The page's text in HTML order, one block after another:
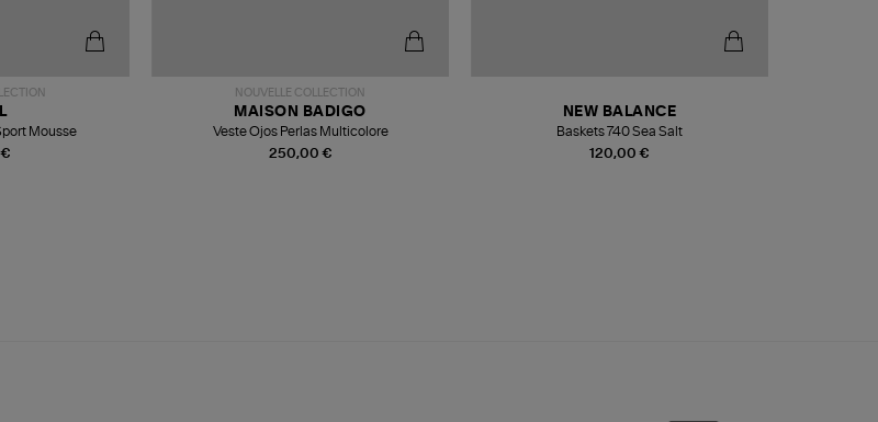
Mousse
NOUVELLE COLLECTION
250,00 €
MAISON BADIGO
Veste Ojos Perlas Multicolore
120,00 €
NEW BALANCE
Baskets 740 Sea Salt